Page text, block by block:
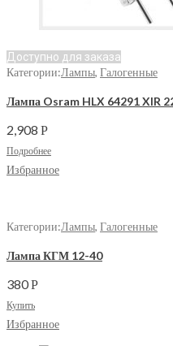
Доступно для заказа
Категории:Лампы, Галогенные
Лампа Osram HLX 64291 XIR
2,908 Р
Подробнее
Избранное
Категории:Лампы, Галогенные
Лампа КГМ 12-40
380Р
Купить
Избранное